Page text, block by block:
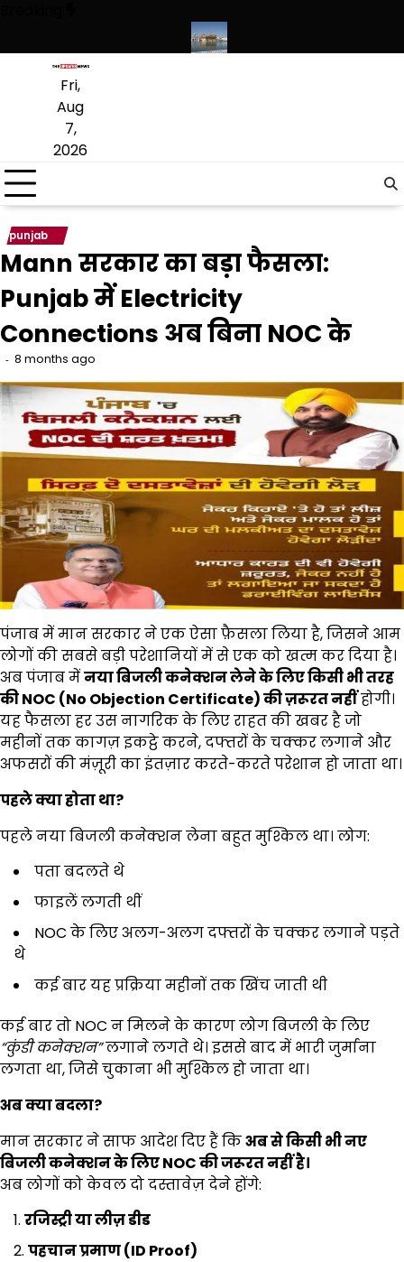
content
Fri,
Aug
7,
2026
punjab
Mann सरकार का बड़ा फैसला:
Punjab में Electricity
Connections अब बिना NOC के
8 months ago
पंजाब में मान सरकार ने एक ऐसा फ़ैसला लिया है, जिसने आम
लोगों की सबसे बड़ी परेशानियों में से एक को खत्म कर दिया है।
अब पंजाब मेंनया बिजली कनेक्शन लेने के लिए किसी भी तरह
कीNOC (No Objection Certificate)की ज़रूरत नहींहोगी।
यह फैसला हर उस नागरिक के लिए राहत की खबर है जो
महीनों तक कागज़ इकट्ठे करने, दफ्तरों के चक्कर लगाने और
अफसरों की मंज़ूरी का इंतज़ार करते-करते परेशान हो जाता था।
पहले क्या होता था?
पहले नया बिजली कनेक्शन लेना बहुत मुश्किल था। लोग:
पता बदलते थे
फाइलें लगती थीं
NOC के लिए अलग-अलग दफ्तरों के चक्कर लगाने पड़ते
थे
कई बार यह प्रक्रिया महीनों तक खिंच जाती थी
कई बार तो NOC न मिलने के कारण लोग बिजली के लिए
“कुंडी कनेक्शन”लगाने लगते थे। इससे बाद में भारी जुर्माना
लगता था, जिसे चुकाना भी मुश्किल हो जाता था।
अब क्या बदला?
मान सरकार ने साफ आदेश दिए हैं किअब से किसी भी नए
बिजली कनेक्शन के लिएNOCकी जरूरत नहीं है।
अब लोगों को केवल दो दस्तावेज़ देने होंगे:
रजिस्ट्री या लीज़ डीड
पहचान प्रमाण (ID Proof)